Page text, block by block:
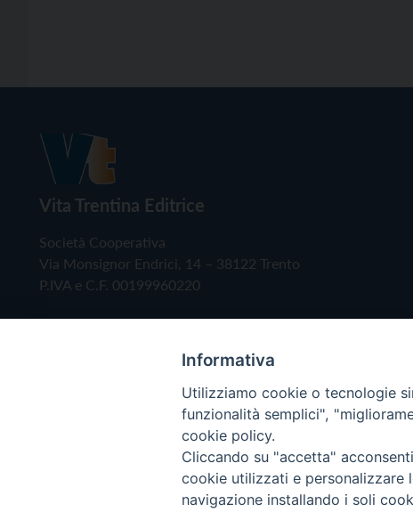
Vita Trentina Editrice
Società Cooperativa
Via Monsignor Endrici, 14 – 38122 Trento
P.IVA e C.F. 00199960220
Copyright © 2019 - Tutti i diritti riservati - Vita
Informativa
Utilizziamo cookie o tecnologie
funzionalità semplici",
cookie policy.
Cliccando su "accetta"
cookie utilizzati e personalizzare
navigazione installando i soli